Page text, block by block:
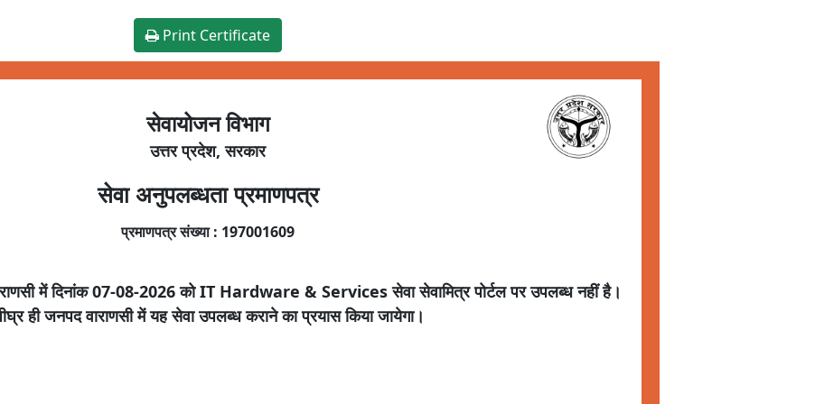
Print Certificate
सेवायोजन विभाग
उत्तर प्रदेश, सरकार
सेवा अनुपलब्धता प्रमाणपत्र
प्रमाणपत्र संख्या : 197001609
में दिनांक07-08-2026कोIT Hardware & Servicesसेवा सेवामित्र पोर्टल पर उपलब्ध नहीं है।
ही जनपदवाराणसीमें यह सेवा उपलब्ध कराने का प्रयास किया जायेगा।